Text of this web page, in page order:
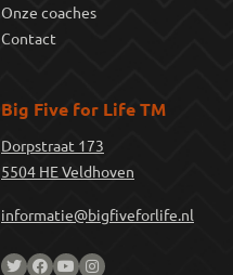
Big Five for Life TM
Dorpstraat 173
5504 HE Veldhoven
informatie@bigfiveforlife.nl
Onze coaches
Contact